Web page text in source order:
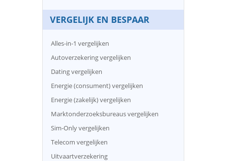
VERGELIJK EN BESPAAR
Alles-in-1 vergelijken
Autoverzekering vergelijken
Dating vergelijken
Energie (consument) vergelijken
Energie (zakelijk) vergelijken
Marktonderzoeksbureaus vergelijken
Sim-Only vergelijken
Telecom vergelijken
Uitvaartverzekering